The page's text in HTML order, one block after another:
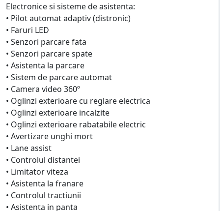
Electronice si sisteme de asistenta:
• Pilot automat adaptiv (distronic)
• Faruri LED
• Senzori parcare fata
• Senzori parcare spate
• Asistenta la parcare
• Sistem de parcare automat
• Camera video 360º
• Oglinzi exterioare cu reglare electrica
• Oglinzi exterioare incalzite
• Oglinzi exterioare rabatabile electric
• Avertizare unghi mort
• Lane assist
• Controlul distantei
• Limitator viteza
• Asistenta la franare
• Controlul tractiunii
• Asistenta in panta